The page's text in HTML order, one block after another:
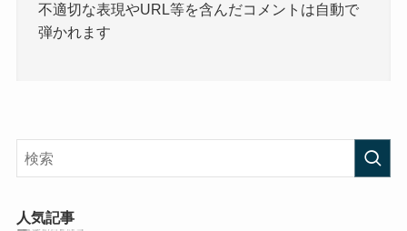
不適切な表現やURL等を含んだコメントは自動で
弾かれます
人気記事